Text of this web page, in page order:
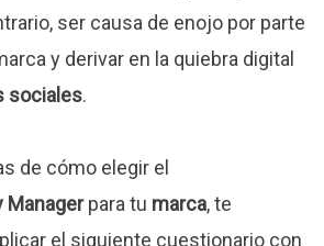
ser causa de enojo por parte
y derivar en la quiebra digital
sociales.
de cómo elegir el
Managerpara tu marca, te
el siguiente cuestionario con